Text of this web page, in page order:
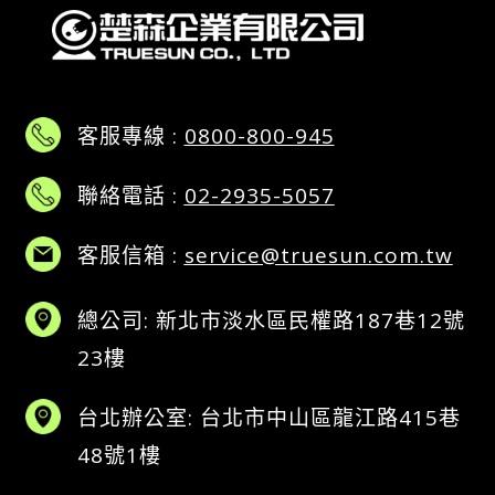
客服專線 : 0800-800-945
聯絡電話 : 02-2935-5057
客服信箱 : service@truesun.com.tw
總公司: 新北市淡水區民權路187巷12號
23樓
台北辦公室: 台北市中山區龍江路415巷
48號1樓